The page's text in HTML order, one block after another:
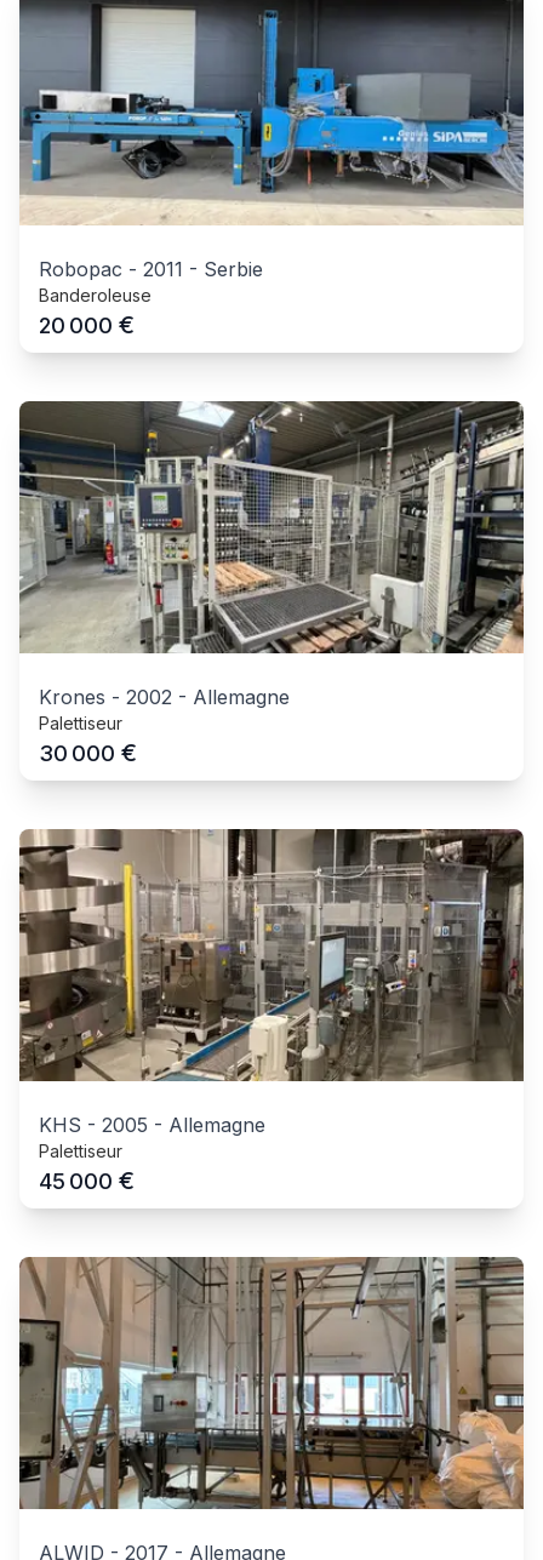
Robopac - 2011 - Serbie
Banderoleuse
20 000 €
Krones - 2002 - Allemagne
Palettiseur
30 000 €
KHS - 2005 - Allemagne
Palettiseur
45 000 €
ALWID - 2017 - Allemagne